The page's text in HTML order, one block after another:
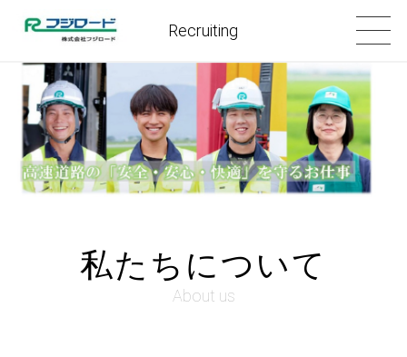
Recruiting
私たちについて
About us